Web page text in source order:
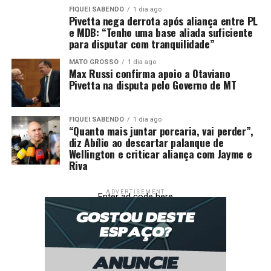
de recursos públicos e privados, reforçando a posição do
Rio de Janeiro como polo logístico de ligação entre o
Sudeste, o Centro-Oeste e o mercado internacional.
Isan Rezende
MAIS INVESTIMENTOS – Investir pesado em novos
modais de transporte deixou de ser opção e virou
questão de sobrevivência para o agronegócio brasileiro,
da Confederação dos Engenheiros Agrônomos de Mato
Grosso (Feagro-MT), Isan Rezende.
Ele lembra que o país colhe safras cada vez maiores, mas
continua escoando a maior parte da produção “no
FIQUEI SABENDO 1 dia ago
Pivetta nega derrota após aliança entre PL
e MDB: “Tenho uma base aliada suficiente
para disputar com tranquilidade”
MATO GROSSO 1 dia ago
Max Russi confirma apoio a Otaviano
Pivetta na disputa pelo Governo de MT
FIQUEI SABENDO 1 dia ago
“Quanto mais juntar porcaria, vai perder”,
diz Abílio ao descartar palanque de
Wellington e criticar aliança com Jayme e
Riva
ADVERTISEMENT
Enter ad code here